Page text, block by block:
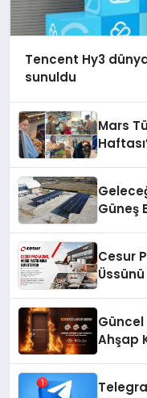
Tencent Hy3
sunuldu
Mars
Güneş
Cesur
Güncel
Ahşap